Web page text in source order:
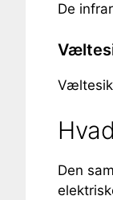
De
Den